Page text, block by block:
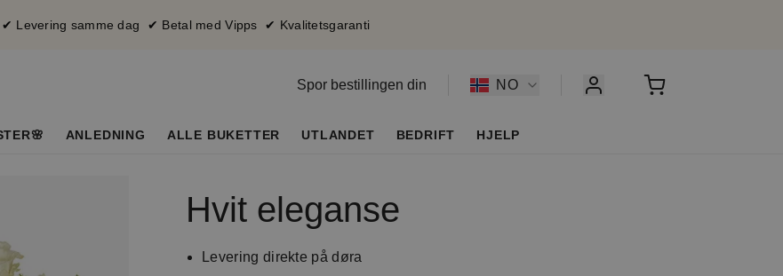
✔ Levering samme dag ✔ Betal med Vipps ✔ Kvalitetsgaranti
Spor bestillingen din NO
ANLEDNING ALLE BUKETTER UTLANDET BEDRIFT HJELP
Hvit eleganse
Levering direkte på døra